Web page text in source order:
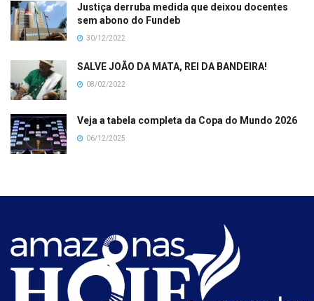
Justiça derruba medida que deixou docentes
sem abono do Fundeb
30/12/2022
SALVE JOÃO DA MATA, REI DA BANDEIRA!
08/02/2022
Veja a tabela completa da Copa do Mundo 2026
06/12/2025